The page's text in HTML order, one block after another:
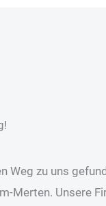
Weg zu uns
Merten. Unsere